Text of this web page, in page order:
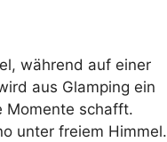
während auf einer
aus Glamping ein
Momente schafft.
unter freiem Himmel.